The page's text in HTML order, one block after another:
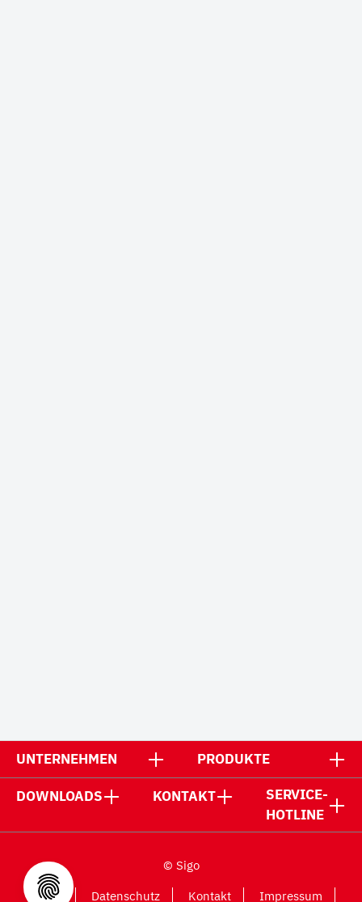
UNTERNEHMEN PRODUKTE
DOWNLOADS KONTAKT
SERVICE-
HOTLINE
© Sigo
AGB
Datenschutz Kontakt Impressum